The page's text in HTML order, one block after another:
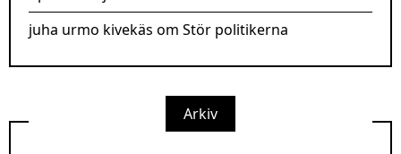
juha urmo kivekäs om Stör politikerna
Arkiv